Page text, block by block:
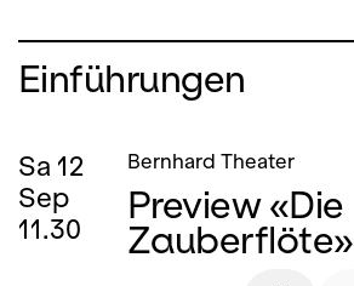
Einführungen
Sa 12
Sep
11.30
Bernhard Theater
Preview «Die
Zauberflöte»